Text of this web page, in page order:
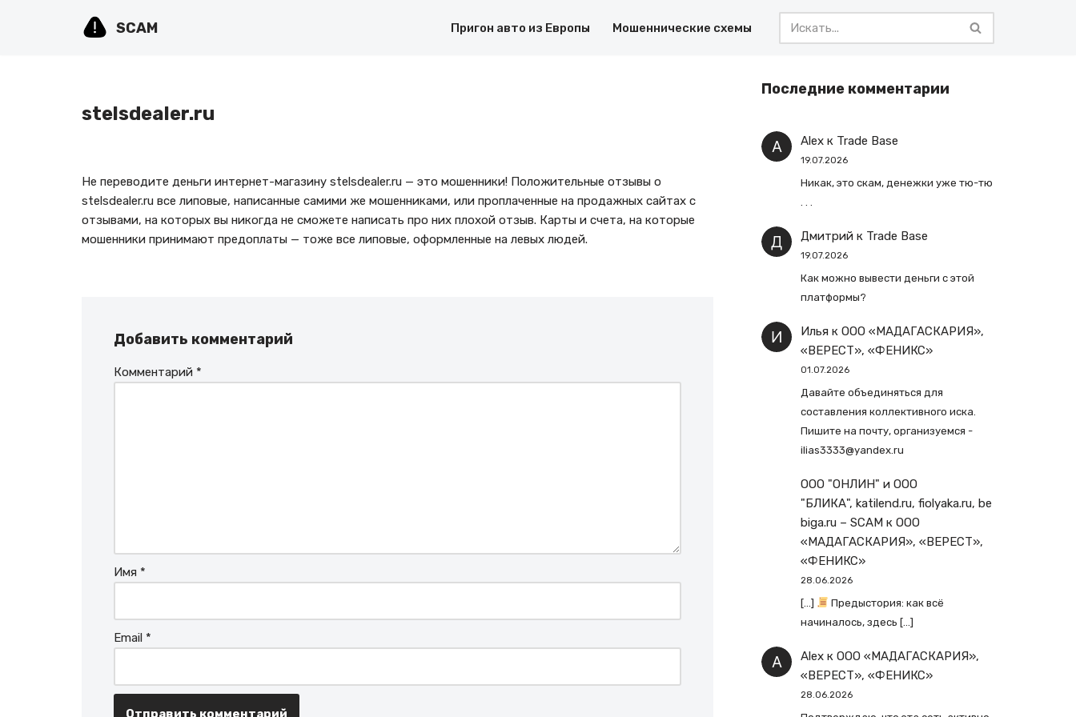
SCAM Пригон авто из Европы Мошеннические схемы
stelsdealer.ru
Не переводите деньги интернет-магазину stelsdealer.ru — это мошенники! Положительные отзывы о
stelsdealer.ru все липовые, написанные самими же мошенниками, или проплаченные на продажных сайтах с
отзывами, на которых вы никогда не сможете написать про них плохой отзыв. Карты и счета, на которые
мошенники принимают предоплаты — тоже все липовые, оформленные на левых людей.
Добавить комментарий
Комментарий *
Имя *
Email *
Последние комментарии
Alexк Trade Base
19.07.2026
Никак, это скам, денежки уже тю-тю
Дмитрийк Trade Base
19.07.2026
Как можно вывести деньги с этой
платформы?
Ильяк ООО «МАДАГАСКАРИЯ»,
«ВЕРЕСТ», «ФЕНИКС»
01.07.2026
Давайте объединяться для
составления коллективного иска.
Пишите на почту, организуемся -
ilias3333@yandex.ru
ООО "ОНЛИН" и ООО
"БЛИКА", katilend.ru, fiolyaka.ru, be
biga.ru – SCAMк ООО
«МАДАГАСКАРИЯ», «ВЕРЕСТ»,
«ФЕНИКС»
28.06.2026
[…]
Предыстория: как всё
начиналось, здесь […]
Alexк ООО «МАДАГАСКАРИЯ»,
«ВЕРЕСТ», «ФЕНИКС»
28.06.2026